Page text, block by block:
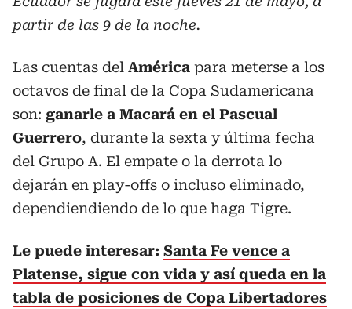
partir de las 9 de la noche.
Las cuentas del América para meterse a los
octavos de final de la Copa Sudamericana
son: ganarle a Macará en el Pascual
Guerrero, durante la sexta y última fecha
del Grupo A. El empate o la derrota lo
dejarán en play-offs o incluso eliminado,
dependiendiendo de lo que haga Tigre.
Le puede interesar: Santa Fe vence a
Platense, sigue con vida y así queda en la
tabla de posiciones de Copa Libertadores